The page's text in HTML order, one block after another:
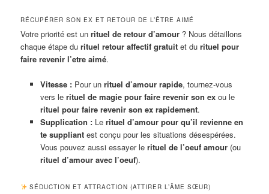
RÉCUPÉRER SON EX ET RETOUR DE L’ÊTRE AIMÉ
Votre priorité est unrituel de retour d’amour ? Nous détaillons
chaque étape durituel retour affectif gratuit et durituel pour
faire revenir l’etre aimé.
Vitesse :Pour un rituel d’amour rapide, tournez-vous
vers le rituel de magie pour faire revenir son exou le
rituel pour faire revenir son ex rapidement.
Supplication :Le rituel d’amour pour qu’il revienne en
te suppliantest conçu pour les situations désespérées.
Vous pouvez aussi essayer le rituel de l’oeuf amour(ou
rituel d’amour avec l’oeuf).
SÉDUCTION ET ATTRACTION (ATTIRER L’ÂME SŒUR)